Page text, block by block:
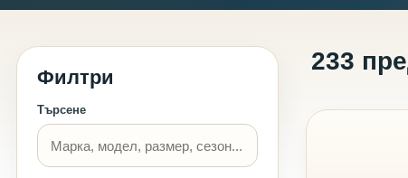
Филтри
Търсене
233